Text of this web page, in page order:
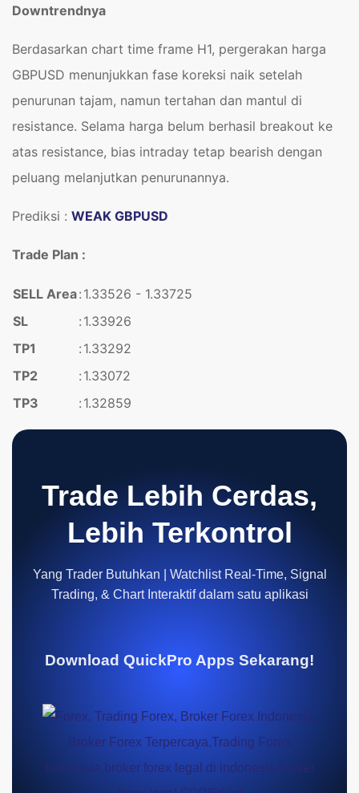
Downtrendnya
Berdasarkan chart time frame H1, pergerakan harga
GBPUSD menunjukkan fase koreksi naik setelah
penurunan tajam, namun tertahan dan mantul di
resistance. Selama harga belum berhasil breakout ke
atas resistance, bias intraday tetap bearish dengan
peluang melanjutkan penurunannya.
Prediksi : WEAK GBPUSD
Trade Plan :
SELL Area: 1.33526 - 1.33725
SL
: 1.33926
TP1
: 1.33292
TP2
: 1.33072
TP3
: 1.32859
Trade Lebih Cerdas,
Lebih Terkontrol
Yang Trader Butuhkan | Watchlist Real-Time, Signal
Trading, & Chart Interaktif dalam satu aplikasi
Download QuickPro Apps Sekarang!